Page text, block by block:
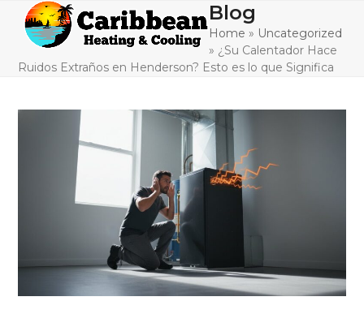
content
Open
mobile
menu
Close
mobile
menu
Blog
Home » Uncategorized
» ¿Su Calentador Hace
Ruidos Extraños en Henderson? Esto es lo que Significa